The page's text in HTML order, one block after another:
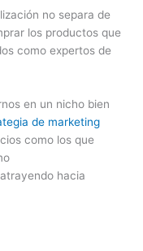
no separa de
los productos que
como expertos de
en un nicho bien
de marketing
como los que
hacia